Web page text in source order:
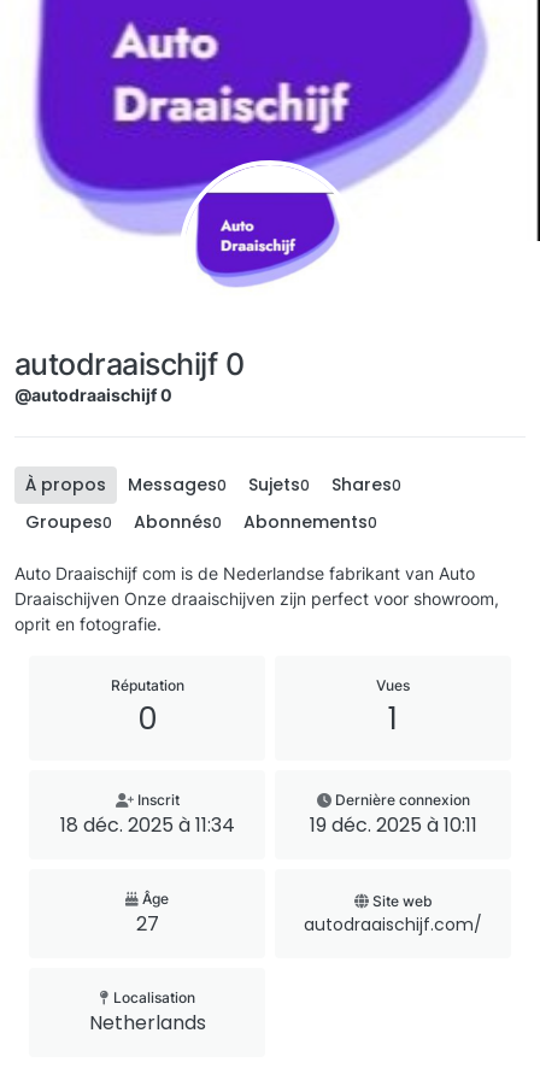
autodraaischijf 0
@autodraaischijf 0
À propos Messages0 Sujets0 Shares0
Groupes0 Abonnés0 Abonnements0
Auto Draaischijf com is de Nederlandse fabrikant van Auto
Draaischijven Onze draaischijven zijn perfect voor showroom,
oprit en fotografie.
Réputation
0
Vues
1
Inscrit
18 déc. 2025 à 11:34
Dernière connexion
19 déc. 2025 à 10:11
Âge
27
Site web
autodraaischijf.com/
Localisation
Netherlands